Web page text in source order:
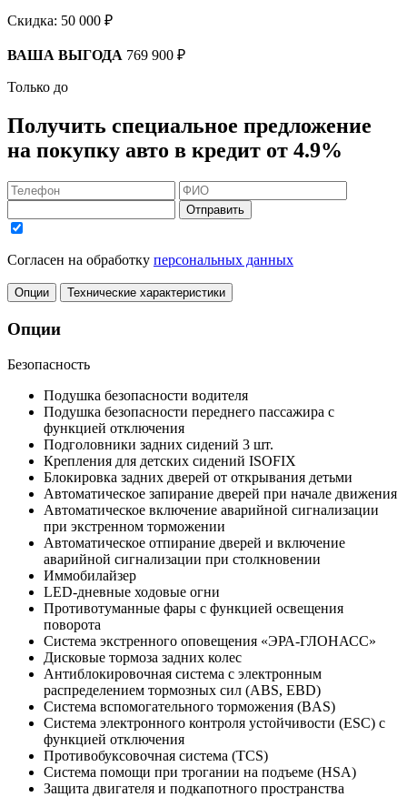
Скидка: 50 000 ₽
ВАША ВЫГОДА 769 900 ₽
Только до
Получить специальное предложение
на покупку авто в кредит от 4.9%
Отправить
Согласен на обработку персональных данных
Опции Технические характеристики
Опции
Безопасность
Подушка безопасности водителя
Подушка безопасности переднего пассажира с
функцией отключения
Подголовники задних сидений 3 шт.
Крепления для детских сидений ISOFIX
Блокировка задних дверей от открывания детьми
Автоматическое запирание дверей при начале движения
Автоматическое включение аварийной сигнализации
при экстренном торможении
Автоматическое отпирание дверей и включение
аварийной сигнализации при столкновении
Иммобилайзер
LED-дневные ходовые огни
Противотуманные фары с функцией освещения
поворота
Система экстренного оповещения «ЭРА-ГЛОНАСС»
Дисковые тормоза задних колес
Антиблокировочная система с электронным
распределением тормозных сил (ABS, EBD)
Система вспомогательного торможения (BAS)
Система электронного контроля устойчивости (ESC) с
функцией отключения
Противобуксовочная система (TCS)
Система помощи при трогании на подъеме (HSА)
Защита двигателя и подкапотного пространства